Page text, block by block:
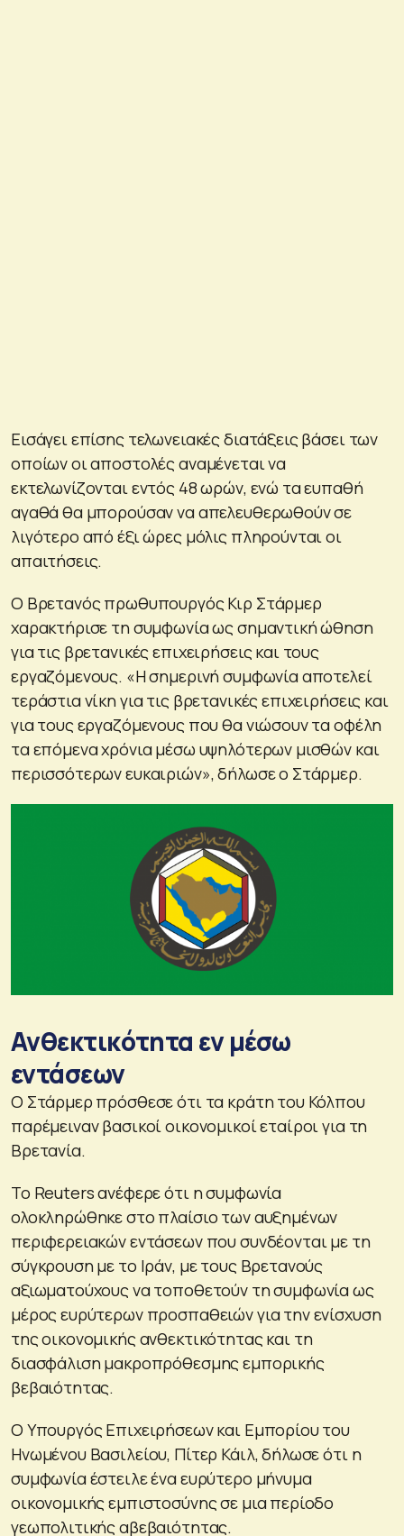
Εισάγει επίσης τελωνειακές διατάξεις βάσει των
οποίων οι αποστολές αναμένεται να
εκτελωνίζονται εντός 48 ωρών, ενώ τα ευπαθή
αγαθά θα μπορούσαν να απελευθερωθούν σε
λιγότερο από έξι ώρες μόλις πληρούνται οι
απαιτήσεις.
Ο Βρετανός πρωθυπουργός Κιρ Στάρμερ
χαρακτήρισε τη συμφωνία ως σημαντική ώθηση
για τις βρετανικές επιχειρήσεις και τους
εργαζόμενους. «Η σημερινή συμφωνία αποτελεί
τεράστια νίκη για τις βρετανικές επιχειρήσεις και
για τους εργαζόμενους που θα νιώσουν τα οφέλη
τα επόμενα χρόνια μέσω υψηλότερων μισθών και
περισσότερων ευκαιριών», δήλωσε ο Στάρμερ.
Ανθεκτικότητα εν μέσω
εντάσεων
Ο Στάρμερ πρόσθεσε ότι τα κράτη του Κόλπου
παρέμειναν βασικοί οικονομικοί εταίροι για τη
Βρετανία.
Το Reuters ανέφερε ότι η συμφωνία
ολοκληρώθηκε στο πλαίσιο των αυξημένων
περιφερειακών εντάσεων που συνδέονται με τη
σύγκρουση με το Ιράν, με τους Βρετανούς
αξιωματούχους να τοποθετούν τη συμφωνία ως
μέρος ευρύτερων προσπαθειών για την ενίσχυση
της οικονομικής ανθεκτικότητας και τη
διασφάλιση μακροπρόθεσμης εμπορικής
βεβαιότητας.
Ο Υπουργός Επιχειρήσεων και Εμπορίου του
Ηνωμένου Βασιλείου, Πίτερ Κάιλ, δήλωσε ότι η
συμφωνία έστειλε ένα ευρύτερο μήνυμα
οικονομικής εμπιστοσύνης σε μια περίοδο
γεωπολιτικής αβεβαιότητας.